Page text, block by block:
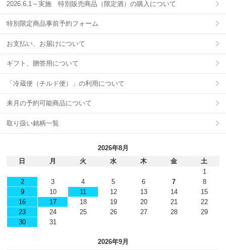
2026.6.1～実施 特別販売商品（限定酒）の購入について
特別限定商品事前予約フォーム
お支払い、お届けについて
ギフト、贈答用について
「冷蔵便（チルド便）」の利用について
来月の予約可能商品について
取り扱い銘柄一覧
2026年8月
日
月 火 水 木 金
土
1
2
3 4 5 6 7
8
9
10 11 12 13 14
15
16
17 18 19 20 21
22
23
24 25 26 27 28
29
30
31
2026年9月